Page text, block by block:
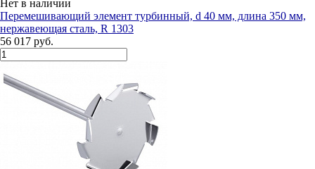
Нет в наличии
Перемешивающий элемент турбинный, d 40 мм, длина 350 мм,
нержавеющая сталь, R 1303
56 017 руб.